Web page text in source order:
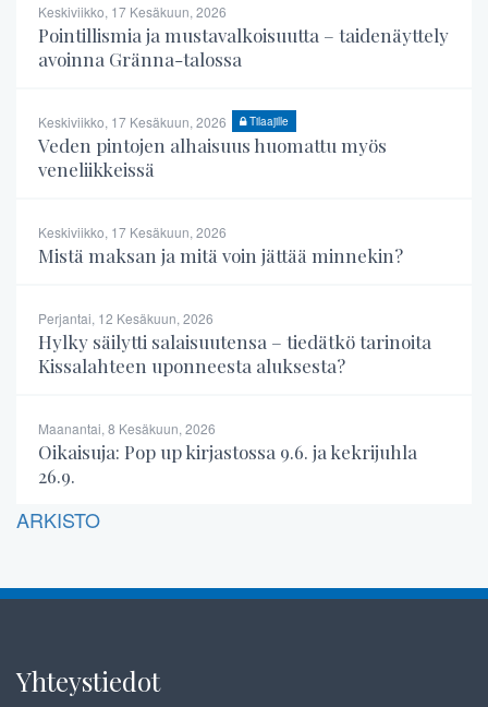
Keskiviikko, 17 Kesäkuun, 2026
Pointillismia ja mustavalkoisuutta – taidenäyttely
avoinna Gränna-talossa
Keskiviikko, 17 Kesäkuun, 2026 Tilaajille
Veden pintojen alhaisuus huomattu myös
veneliikkeissä
Keskiviikko, 17 Kesäkuun, 2026
Mistä maksan ja mitä voin jättää minnekin?
Perjantai, 12 Kesäkuun, 2026
Hylky säilytti salaisuutensa – tiedätkö tarinoita
Kissalahteen uponneesta aluksesta?
Maanantai, 8 Kesäkuun, 2026
Oikaisuja: Pop up kirjastossa 9.6. ja kekrijuhla
26.9.
ARKISTO
Yhteystiedot